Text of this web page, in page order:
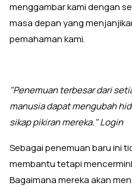
menggambar kami dengan
masa depan yang
pemahaman kami.
"Penemuan terbesar dari
manusia dapat mengubah
sikap pikiran mereka." Login
Sebagai penemuan baru ini
membantu tetapi
Bagaimana mereka akan